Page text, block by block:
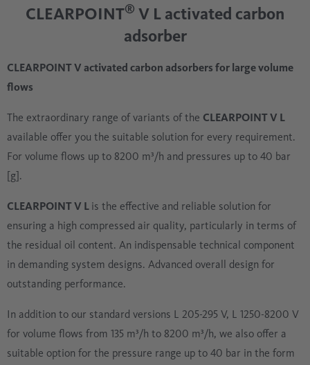
CLEARPOINT® V L activated carbon
adsorber
CLEARPOINT V activated carbon adsorbers for large volume
flows
The extraordinary range of variants of the CLEARPOINT V L
available offer you the suitable solution for every requirement.
For volume flows up to 8200 m³/h and pressures up to 40 bar
[g].
CLEARPOINT V L is the effective and reliable solution for
ensuring a high compressed air quality, particularly in terms of
the residual oil content. An indispensable technical component
in demanding system designs. Advanced overall design for
outstanding performance.
In addition to our standard versions L 205-295 V, L 1250-8200 V
for volume flows from 135 m³/h to 8200 m³/h, we also offer a
suitable option for the pressure range up to 40 bar in the form